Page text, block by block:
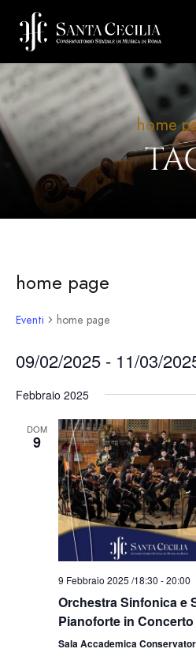
home
home page
Eventi home page
09/02/2025 - 11/03/
e
Febbraio 2025
DOM
9
9 Febbraio 2025 /18:30 -20:00
Orchestra Sinfonica e
Pianoforte in Concerto
Sala Accademica